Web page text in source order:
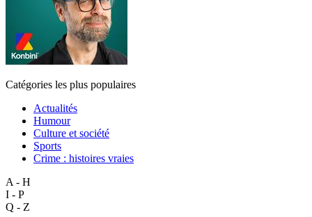
Catégories les plus populaires
Actualités
Humour
Culture et société
Sports
Crime : histoires vraies
A - H
I - P
Q - Z